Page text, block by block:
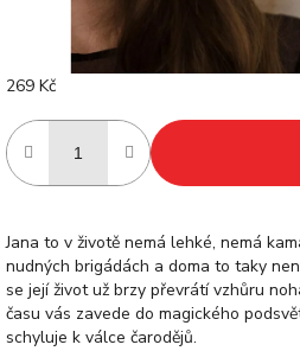
269 Kč
cena:
Jana to v životě nemá lehké, nemá
nudných brigádách a doma to taky
se její život už brzy převrátí vzhůru
času vás zavede do magického
schyluje k válce čarodějů.